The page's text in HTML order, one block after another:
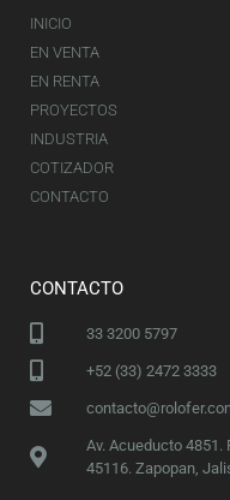
INICIO
EN VENTA
EN RENTA
PROYECTOS
INDUSTRIA
COTIZADOR
CONTACTO
CONTACTO
33 3200 5797
+52 (33) 2472 3333
Av. Acueducto 4851.
45116. Zapopan,